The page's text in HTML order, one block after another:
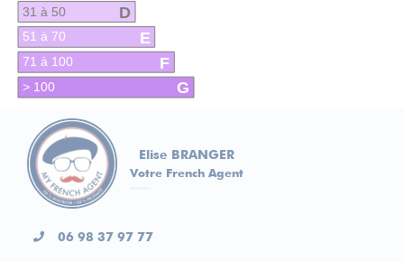
D
31 à 50
E
51 à 70
F
71 à 100
G
> 100
Elise BRANGER
Votre French Agent
06 98 37 97 77